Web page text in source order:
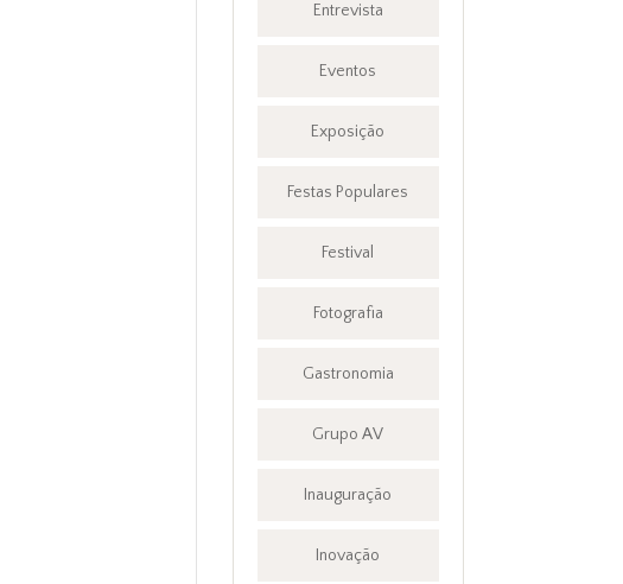
Entrevista
Eventos
Exposição
Festas Populares
Festival
Fotografia
Gastronomia
Grupo AV
Inauguração
Inovação